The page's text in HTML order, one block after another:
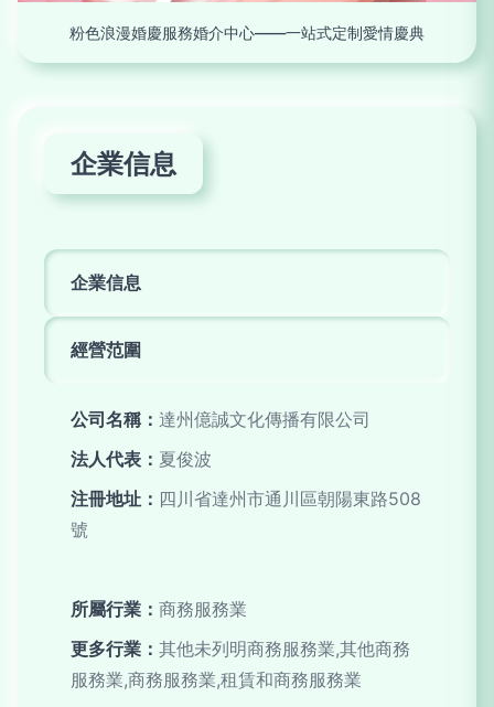
粉色浪漫婚慶服務婚介中心——一站式定制愛情慶典
企業信息
企業信息
經營范圍
公司名稱： 達州億誠文化傳播有限公司
法人代表： 夏俊波
注冊地址： 四川省達州市通川區朝陽東路508
號
所屬行業： 商務服務業
更多行業： 其他未列明商務服務業,其他商務
服務業,商務服務業,租賃和商務服務業